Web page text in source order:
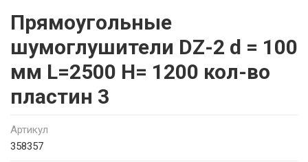
Прямоугольные
шумоглушители DZ-2 d = 100
мм L=2500 H= 1200 кол-во
пластин 3
Артикул
358357